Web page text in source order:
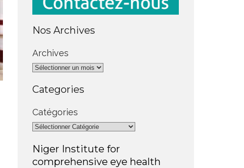
Nos Archives
Archives
Categories
Catégories
Niger Institute for
comprehensive eye health